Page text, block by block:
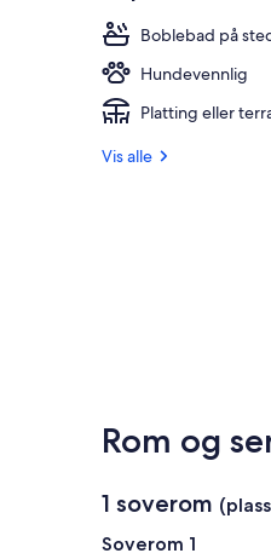
Boblebad på
Hundevennlig
Platting eller
Vis alle
Rom og
1 soverom
Soverom 1